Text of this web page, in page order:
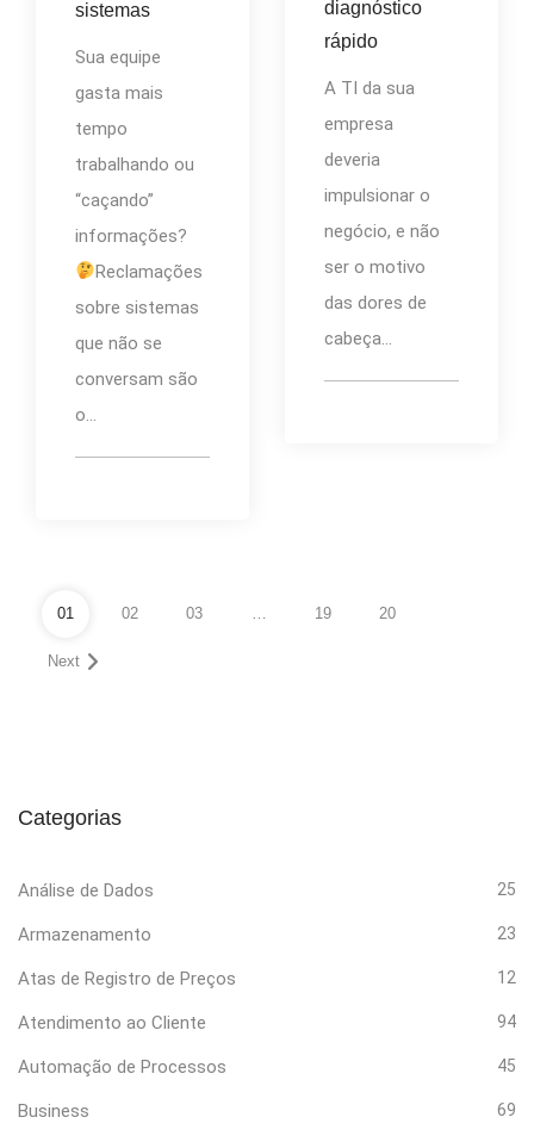
diagnóstico
rápido
A TI da sua
empresa
deveria
impulsionar o
negócio, e não
ser o motivo
das dores de
cabeça...
sistemas
Sua equipe
gasta mais
tempo
trabalhando ou
“caçando”
informações?
Reclamações
sobre sistemas
que não se
conversam são
o...
01 02 03 … 19 20
Next
Categorias
Análise de Dados 25
Armazenamento 23
Atas de Registro de Preços 12
Atendimento ao Cliente 94
Automação de Processos 45
Business 69